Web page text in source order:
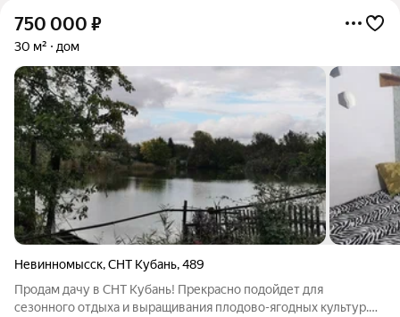
750 000 ₽
30 м² дом
Невинномысск,СНТ Кубань,489
Продам дачу в СНТ Кубань! Прекрасно подойдет для
сезонного отдыха и выращивания плодово-ягодных культур.